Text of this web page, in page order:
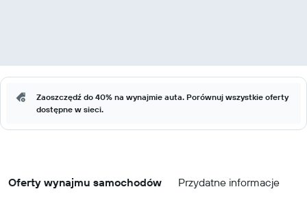
Zaoszczędź do 40% na wynajmie auta. Porównuj wszystkie oferty
dostępne w sieci.
Oferty wynajmu samochodów Przydatne informacje